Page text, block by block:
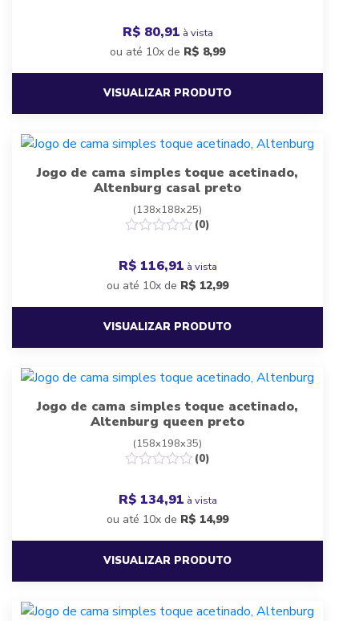
R$ 80,91 à vista
ou até 10x de R$ 8,99
VISUALIZAR PRODUTO
Jogo de cama simples toque acetinado,
Altenburg casal preto
(138x188x25)
(0)
R$ 116,91 à vista
ou até 10x de R$ 12,99
VISUALIZAR PRODUTO
Jogo de cama simples toque acetinado,
Altenburg queen preto
(158x198x35)
(0)
R$ 134,91 à vista
ou até 10x de R$ 14,99
VISUALIZAR PRODUTO